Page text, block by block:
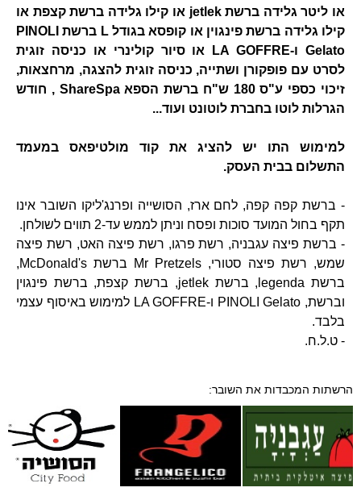
או ליטר גלידה ברשת jetlek או קילו גלידה ברשת קצפת או
קילו גלידה ברשת פינגוין או קופסא בגודל L ברשת PINOLI
Gelato ו-LA GOFFRE או סיור קולינרי או כניסה זוגית
לסרט עם פופקורן ושתייה, כניסה זוגית להצגה, מרחצאות,
זיכוי כספי ע"ס 180 ש"ח ברשת הספא ShareSpa , חודש
הגרלות לוטו בחברת לוטונט ועוד...
למימוש התו יש להציג את קוד מולטיפאס במעמד
התשלום בבית העסק.
- ברשת קפה קפה, לחם ארז, הסושייה ופרנג'ליקו השובר אינו
תקף בחול המועד סוכות ופסח וניתן לממש עד-2 תווים לשולחן.
- ברשת פיצה עגבניה, רשת פרגו, רשת פיצה האט, רשת פיצה
שמש, רשת פיצה סטורי, Mr Pretzels ברשת McDonald's,
ברשת legenda, ברשת jetlek, ברשת קצפת, ברשת פינגוין
וברשת, PINOLI Gelato ו-LA GOFFRE למימוש באיסוף עצמי
בלבד.
- ט.ל.ח.
הרשתות המכבדות את השובר: